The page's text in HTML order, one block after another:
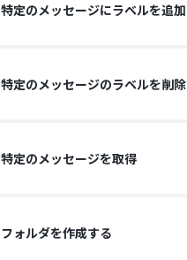
特定のメッセージにラベルを追加
特定のメッセージのラベルを削除
特定のメッセージを取得
フォルダを作成する